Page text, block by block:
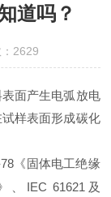
道吗？
2629
面产生电弧放电
样表面形成碳化
《固体电工绝缘
IEC 61621及